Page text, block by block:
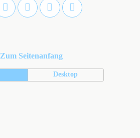
Zum Seitenanfang
Desktop